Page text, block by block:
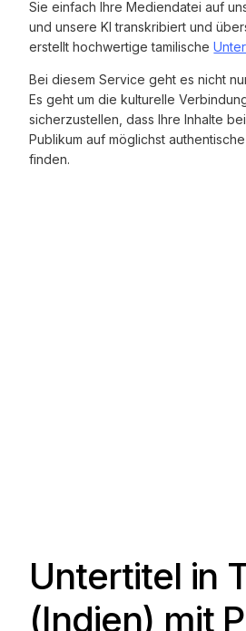
Sie einfach Ihre Mediendatei auf
und unsere KI transkribiert und
erstellt hochwertige tamilische
Bei diesem Service geht es nicht
Es geht um die kulturelle
sicherzustellen, dass Ihre Inhalte
Publikum auf möglichst
finden.
Untertitel in
(Indien) mit